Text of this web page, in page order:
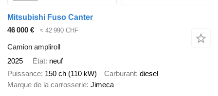
Mitsubishi Fuso Canter
46 000 €
≈ 42 990 CHF
Camion ampliroll
2025
État neuf
Puissance 150 ch (110 kW) Carburant diesel
Marque de la carrosserie Jimeca